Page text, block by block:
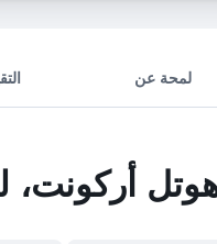
لمحة عن
أركونت،